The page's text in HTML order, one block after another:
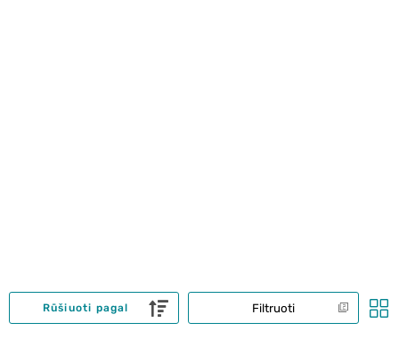
Filtruoti
Rūšiuoti pagal